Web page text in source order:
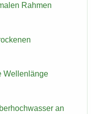
Rah­men
Wel­len­län­ge
an